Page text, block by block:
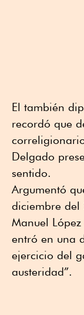
El también
recordó que
Delgado
sentido.
Argumentó
diciembre
Manuel
entró en una
ejercicio del
austeridad”.